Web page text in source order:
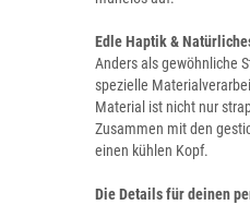
Edle Haptik &
Anders als gewöhnliche
spezielle
Material ist nicht nur
Zusammen mit den
einen kühlen Kopf.
Die Details für deinen